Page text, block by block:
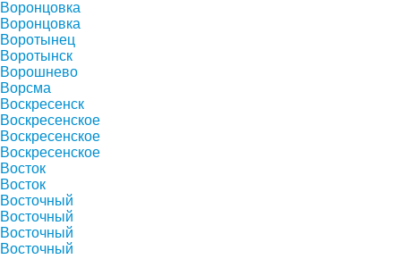
Воронцовка
Воронцовка
Воротынец
Воротынск
Ворошнево
Ворсма
Воскресенск
Воскресенское
Воскресенское
Воскресенское
Восток
Восток
Восточный
Восточный
Восточный
Восточный